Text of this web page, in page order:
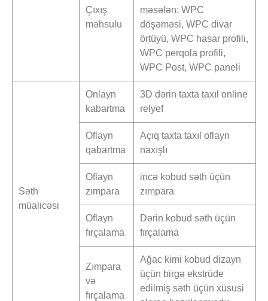
Çıxış
məhsulu
məsələn: WPC
döşəməsi, WPC divar
örtüyü, WPC hasar profili,
WPC perqola profili,
WPC Post, WPC paneli
Səth
müalicəsi
Onlayn
kabartma
3D dərin taxta taxıl online
relyef
Oflayn
qabartma
Açıq taxta taxıl oflayn
naxışlı
Oflayn
zımpara
incə kobud səth üçün
zımpara
Oflayn
fırçalama
Dərin kobud səth üçün
fırçalama
Zımpara
və
fırçalama
Ağac kimi kobud dizayn
üçün birgə ekstrüde
edilmiş səth üçün xüsusi